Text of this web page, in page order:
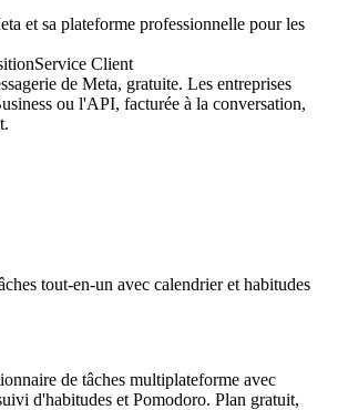
et sa plateforme professionnelle pour les
Service Client
de Meta, gratuite. Les entreprises
ou l'API, facturée à la conversation,
tout-en-un avec calendrier et habitudes
de tâches multiplateforme avec
d'habitudes et Pomodoro. Plan gratuit,